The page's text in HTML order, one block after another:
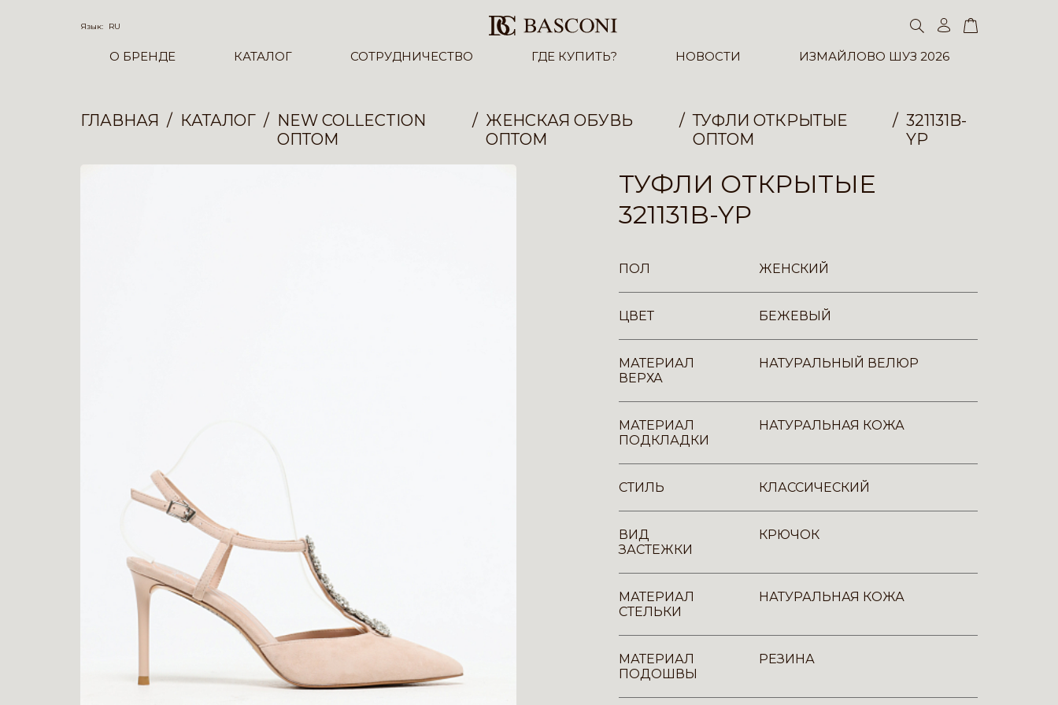
Язык: RU
О БРЕНДЕ КАТАЛОГ СОТРУДНИЧЕСТВО ГДЕ КУПИТЬ? НОВОСТИ ИЗМАЙЛОВО ШУЗ 2026
ГЛАВНАЯ КАТАЛОГ
NEW COLLECTION
ОПТОМ
ЖЕНСКАЯ ОБУВЬ
ОПТОМ
ТУФЛИ ОТКРЫТЫЕ
ОПТОМ
321131B-
YP
ТУФЛИ ОТКРЫТЫЕ
321131B-YP
ПОЛ ЖЕНСКИЙ
ЦВЕТ БЕЖЕВЫЙ
МАТЕРИАЛ
ВЕРХА
НАТУРАЛЬНЫЙ ВЕЛЮР
МАТЕРИАЛ
ПОДКЛАДКИ
НАТУРАЛЬНАЯ КОЖА
СТИЛЬ КЛАССИЧЕСКИЙ
ВИД
ЗАСТЕЖКИ
КРЮЧОК
МАТЕРИАЛ
СТЕЛЬКИ
НАТУРАЛЬНАЯ КОЖА
МАТЕРИАЛ
ПОДОШВЫ
РЕЗИНА